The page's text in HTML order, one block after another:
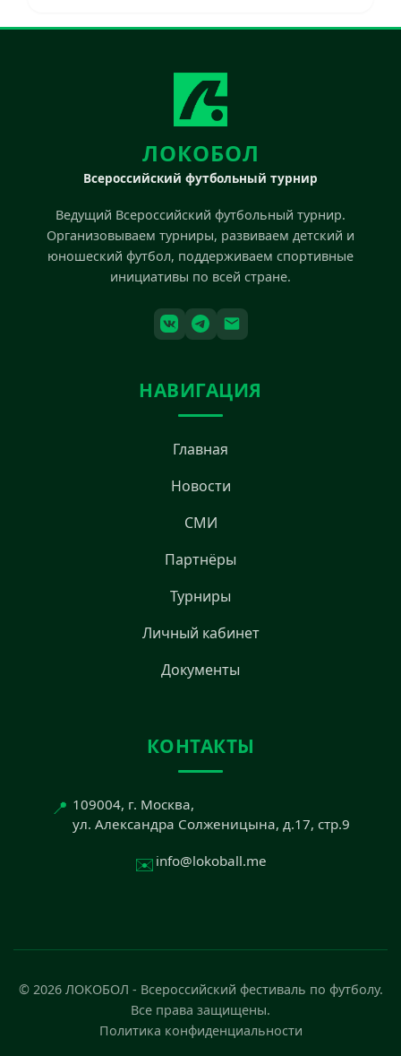
ЛОКОБОЛ
Всероссийский футбольный турнир
Ведущий Всероссийский футбольный турнир.
Организовываем турниры, развиваем детский и
юношеский футбол, поддерживаем спортивные
инициативы по всей стране.
НАВИГАЦИЯ
Главная
Новости
СМИ
Партнёры
Турниры
Личный кабинет
Документы
КОНТАКТЫ
📍 109004, г. Москва,
ул. Александра Солженицына, д.17, стр.9
✉️ info@lokoball.me
© 2026 ЛОКОБОЛ - Всероссийский фестиваль по футболу.
Все права защищены.
Политика конфиденциальности